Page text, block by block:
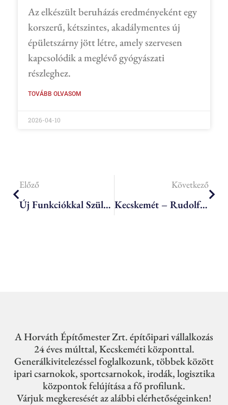
Az elkészült beruházás eredményeként egy
korszerű, kétszintes, akadálymentes új
épületszárny jött létre, amely szervesen
kapcsolódik a meglévő gyógyászati
részleghez.
TOVÁBB OLVASOM
2026-04-10
Előző
Új Funkciókkal Születik Újjá Kecskeméti Kodály Zoltán Zeneakadémia Kolostorépülete
Következő
Kecskemét – Rudolf Kert – Gyermekjóléti Központ
A Horváth Építőmester Zrt. építőipari vállalkozás
24 éves múlttal, Kecskeméti központtal.
Generálkivitelezéssel foglalkozunk, többek között
ipari csarnokok, sportcsarnokok, irodák, logisztika
központok felújítása a fő profilunk.
Várjuk megkeresését az alábbi elérhetőségeinken!